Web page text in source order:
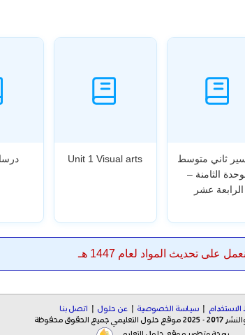
ثاني متوسط
الثامنة –
الرابعة عشر
Unit 1 Visual arts
نعمل على تحديث المواد لعام 1447 هـ
| سياسة الخصوصية | عن حلول |
اتصل بنا
جميع الحقوق محفوظة